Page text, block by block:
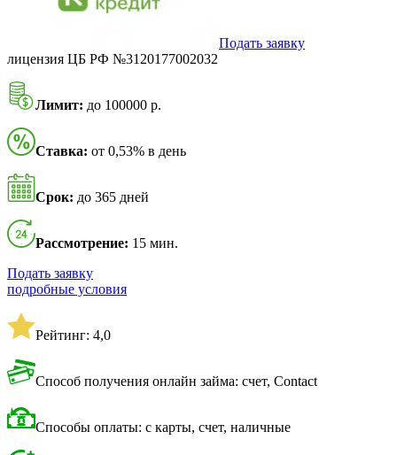
Подать заявку
лицензия ЦБ РФ №3120177002032
Лимит: до 100000 р.
Ставка: от 0,53% в день
Срок: до 365 дней
Рассмотрение: 15 мин.
Подать заявку
подробные условия
Рейтинг: 4,0
Способ получения онлайн займа: счет, Contact
Способы оплаты: с карты, счет, наличные